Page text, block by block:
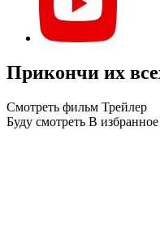
Прикончи их
Смотреть фильм Трейлер
Буду смотреть В избранное